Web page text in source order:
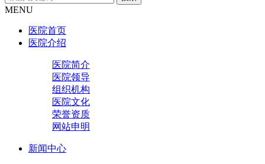
MENU
医院首页
医院介绍
医院简介
医院领导
组织机构
医院文化
荣誉资质
网站申明
新闻中心